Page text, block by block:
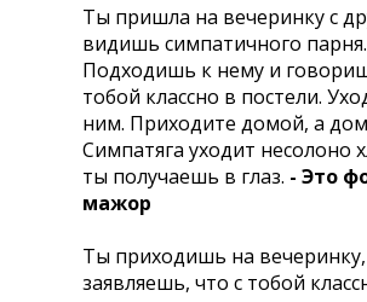
Ты пришла на вечеринку с
видишь симпатичного парня.
Подходишь к нему и
тобой классно в постели.
ним. Приходите домой, а
Симпатяга уходит несолоно
ты получаешь в глаз. - Это
мажор
Ты приходишь на вечеринку,
заявляешь, что с тобой